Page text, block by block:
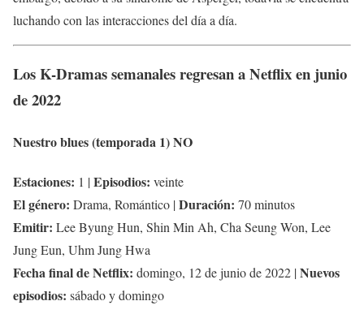
luchando con las interacciones del día a día.
Los K-Dramas semanales regresan a Netflix en junio
de 2022
Nuestro blues (temporada 1)NO
Estaciones: 1 |Episodios: veinte
El género: Drama, Romántico |Duración: 70 minutos
Emitir: Lee Byung Hun, Shin Min Ah, Cha Seung Won, Lee
Jung Eun, Uhm Jung Hwa
Fecha final de Netflix: domingo, 12 de junio de 2022 |Nuevos
episodios: sábado y domingo